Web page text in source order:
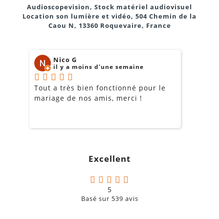
Multi View pour prévisualisation des sources et du
programme.
5. Peut-on contrôler le mélangeur à distance ?
7. Est-ce adapté pour Internet et streaming ?
Audioscopevision, Stock matériel audiovisuel
Location son lumière et vidéo, 504 Chemin de la
Caou N, 13360 Roquevaire, France
Nico G
il y a moins d'une semaine
Tout a très bien fonctionné pour le
mariage de nos amis, merci !
Excellent
5
Basé sur 539 avis